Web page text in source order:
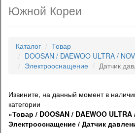
Южной Кореи
Каталог
Товар
DOOSAN / DAEWOO ULTRA /
Электрооснащение
Датчик
Извините, на данный момент в
категории
«Товар / DOOSAN / DAEWOO ULTRA
Электрооснащение / Датчик